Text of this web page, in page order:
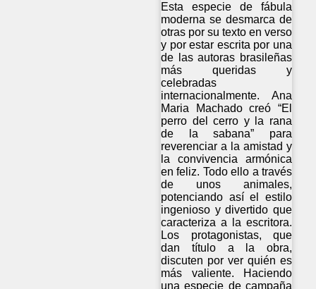
Esta especie de fábula
moderna se desmarca de
otras por su texto en verso
y por estar escrita por una
de las autoras brasileñas
más queridas y
celebradas
internacionalmente. Ana
Maria Machado creó “El
perro del cerro y la rana
de la sabana” para
reverenciar a la amistad y
la convivencia armónica
en feliz. Todo ello a través
de unos animales,
potenciando así el estilo
ingenioso y divertido que
caracteriza a la escritora.
Los protagonistas, que
dan título a la obra,
discuten por ver quién es
más valiente. Haciendo
una especie de campaña